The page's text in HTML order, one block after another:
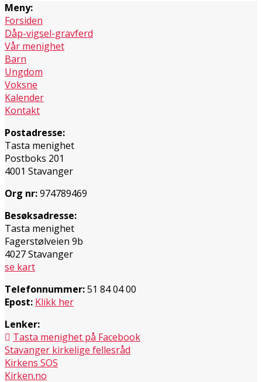
Meny:
Forsiden
Dåp-vigsel-gravferd
Vår menighet
Barn
Ungdom
Voksne
Kalender
Kontakt
Postadresse:
Tasta menighet
Postboks 201
4001 Stavanger
Org nr:974789469
Besøksadresse:
Tasta menighet
Fagerstølveien 9b
4027 Stavanger
se kart
Telefonnummer:51 84 04 00
Epost: Klikk her
Lenker:
Tasta menighet på Facebook
Stavanger kirkelige fellesråd
Kirkens SOS
Kirken.no